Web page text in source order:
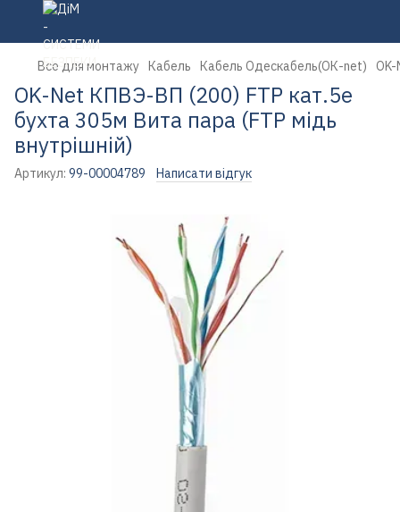
Все для монтажу Кабель Кабель Одескабель(ОК-net)
OK-Net КПВЭ-ВП (200) FTP кат.5е
бухта 305м Вита пара (FTP мідь
внутрішній)
Артикул: 99-00004789 Написати відгук